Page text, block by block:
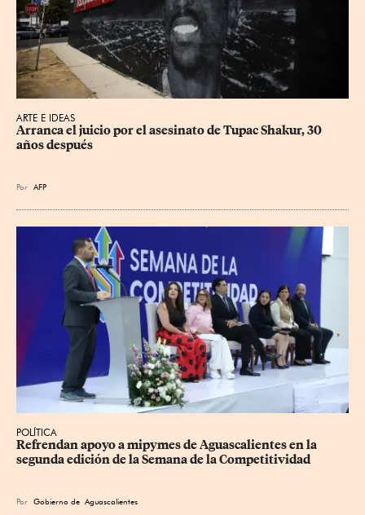
ARTE E IDEAS
Arranca el juicio por el asesinato de Tupac Shakur, 30
años después
Por AFP
POLÍTICA
Refrendan apoyo a mipymes de Aguascalientes en la
segunda edición de la Semana de la Competitividad
Por Gobierno de Aguascalientes